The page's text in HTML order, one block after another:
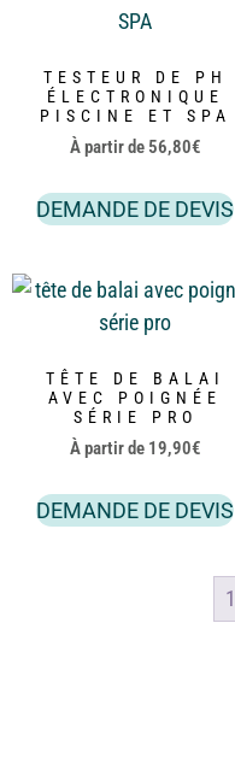
TESTEUR DE PH
ÉLECTRONIQUE
PISCINE ET SPA
À partir de 56,80€
DEMANDE DE DEVIS
TÊTE DE BALAI
AVEC POIGNÉE
SÉRIE PRO
À partir de 19,90€
DEMANDE DE DEVIS
1